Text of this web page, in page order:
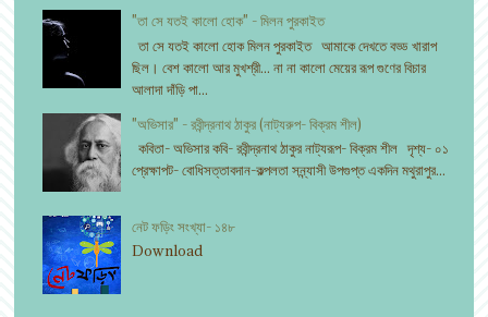
"তা সে যতই কালো হোক" - মিলন পুরকাইত
তা সে যতই কালো হোক মিলন পুরকাইত আমাকে দেখতে বড্ড খারাপ
ছিল। বেশ কালো আর মুখশ্রী... না না কালো মেয়ের রূপ গুণের বিচার
আলাদা দাঁড়ি পা...
"অভিসার" - রবীন্দ্রনাথ ঠাকুর (নাট্যরুপ- বিক্রম শীল)
কবিতা- অভিসার কবি- রবীন্দ্রনাথ ঠাকুর নাট্যরূপ- বিক্রম শীল দৃশ্য- ০১
প্রেক্ষাপট- বোধিসত্তাবদান-কল্পলতা সন্ন্যাসী উপগুপ্ত একদিন মথুরাপুর...
নেট ফড়িং সংখ্যা- ১৪৮
Download